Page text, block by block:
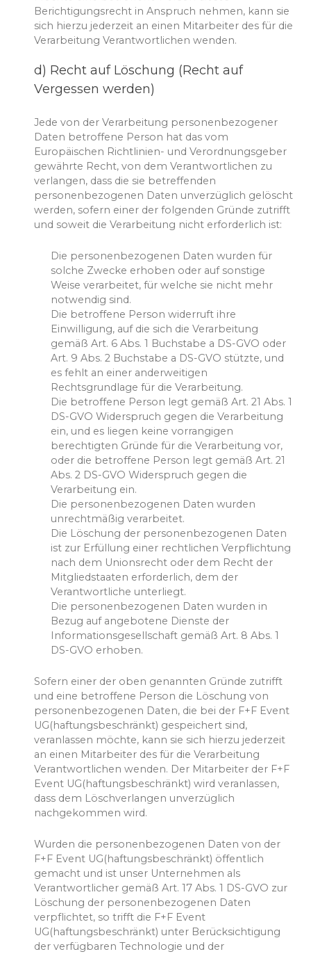
Berichtigungsrecht in Anspruch nehmen, kann sie
sich hierzu jederzeit an einen Mitarbeiter des für die
Verarbeitung Verantwortlichen wenden.
d) Recht auf Löschung (Recht auf
Vergessen werden)
Jede von der Verarbeitung personenbezogener
Daten betroffene Person hat das vom
Europäischen Richtlinien- und Verordnungsgeber
gewährte Recht, von dem Verantwortlichen zu
verlangen, dass die sie betreffenden
personenbezogenen Daten unverzüglich gelöscht
werden, sofern einer der folgenden Gründe zutrifft
und soweit die Verarbeitung nicht erforderlich ist:
Die personenbezogenen Daten wurden für
solche Zwecke erhoben oder auf sonstige
Weise verarbeitet, für welche sie nicht mehr
notwendig sind.
Die betroffene Person widerruft ihre
Einwilligung, auf die sich die Verarbeitung
gemäß Art. 6 Abs. 1 Buchstabe a DS-GVO oder
Art. 9 Abs. 2 Buchstabe a DS-GVO stützte, und
es fehlt an einer anderweitigen
Rechtsgrundlage für die Verarbeitung.
Die betroffene Person legt gemäß Art. 21 Abs. 1
DS-GVO Widerspruch gegen die Verarbeitung
ein, und es liegen keine vorrangigen
berechtigten Gründe für die Verarbeitung vor,
oder die betroffene Person legt gemäß Art. 21
Abs. 2 DS-GVO Widerspruch gegen die
Verarbeitung ein.
Die personenbezogenen Daten wurden
unrechtmäßig verarbeitet.
Die Löschung der personenbezogenen Daten
ist zur Erfüllung einer rechtlichen Verpflichtung
nach dem Unionsrecht oder dem Recht der
Mitgliedstaaten erforderlich, dem der
Verantwortliche unterliegt.
Die personenbezogenen Daten wurden in
Bezug auf angebotene Dienste der
Informationsgesellschaft gemäß Art. 8 Abs. 1
DS-GVO erhoben.
Sofern einer der oben genannten Gründe zutrifft
und eine betroffene Person die Löschung von
personenbezogenen Daten, die bei der F+F Event
UG(haftungsbeschränkt) gespeichert sind,
veranlassen möchte, kann sie sich hierzu jederzeit
an einen Mitarbeiter des für die Verarbeitung
Verantwortlichen wenden. Der Mitarbeiter der F+F
Event UG(haftungsbeschränkt) wird veranlassen,
dass dem Löschverlangen unverzüglich
nachgekommen wird.
Wurden die personenbezogenen Daten von der
F+F Event UG(haftungsbeschränkt) öffentlich
gemacht und ist unser Unternehmen als
Verantwortlicher gemäß Art. 17 Abs. 1 DS-GVO zur
Löschung der personenbezogenen Daten
verpflichtet, so trifft die F+F Event
UG(haftungsbeschränkt) unter Berücksichtigung
der verfügbaren Technologie und der